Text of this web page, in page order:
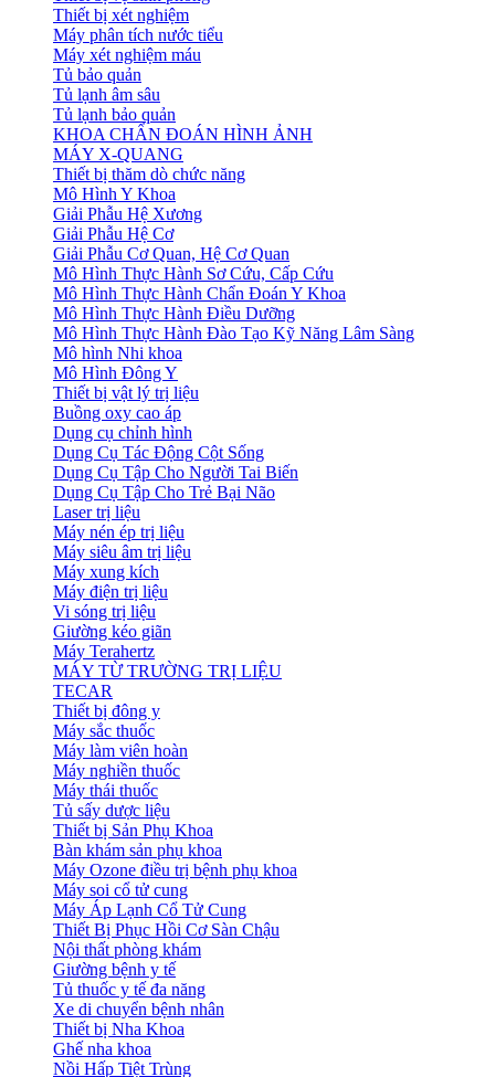
Thiết bị xét nghiệm
Máy phân tích nước tiểu
Máy xét nghiệm máu
Tủ bảo quản
Tủ lạnh âm sâu
Tủ lạnh bảo quản
KHOA CHẨN ĐOÁN HÌNH ẢNH
MÁY X-QUANG
Thiết bị thăm dò chức năng
Mô Hình Y Khoa
Giải Phẫu Hệ Xương
Giải Phẫu Hệ Cơ
Giải Phẫu Cơ Quan, Hệ Cơ Quan
Mô Hình Thực Hành Sơ Cứu, Cấp Cứu
Mô Hình Thực Hành Chẩn Đoán Y Khoa
Mô Hình Thực Hành Điều Dưỡng
Mô Hình Thực Hành Đào Tạo Kỹ Năng Lâm Sàng
Mô hình Nhi khoa
Mô Hình Đông Y
Thiết bị vật lý trị liệu
Buồng oxy cao áp
Dụng cụ chỉnh hình
Dụng Cụ Tác Động Cột Sống
Dụng Cụ Tập Cho Người Tai Biến
Dụng Cụ Tập Cho Trẻ Bại Não
Laser trị liệu
Máy nén ép trị liệu
Máy siêu âm trị liệu
Máy xung kích
Máy điện trị liệu
Vi sóng trị liệu
Giường kéo giãn
Máy Terahertz
MÁY TỪ TRƯỜNG TRỊ LIỆU
TECAR
Thiết bị đông y
Máy sắc thuốc
Máy làm viên hoàn
Máy nghiền thuốc
Máy thái thuốc
Tủ sấy dược liệu
Thiết bị Sản Phụ Khoa
Bàn khám sản phụ khoa
Máy Ozone điều trị bệnh phụ khoa
Máy soi cổ tử cung
Máy Áp Lạnh Cổ Tử Cung
Thiết Bị Phục Hồi Cơ Sàn Chậu
Nội thất phòng khám
Giường bệnh y tế
Tủ thuốc y tế đa năng
Xe di chuyển bệnh nhân
Thiết bị Nha Khoa
Ghế nha khoa
Nồi Hấp Tiệt Trùng